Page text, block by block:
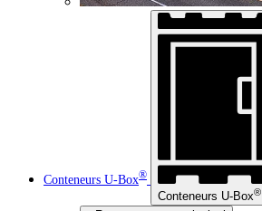
Conteneurs U-Box®
Conteneurs U-Box®